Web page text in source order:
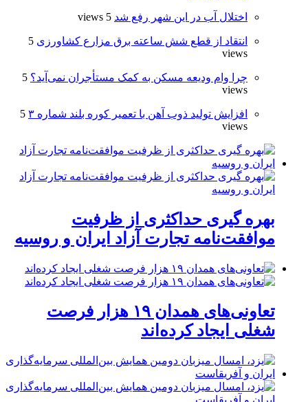
اختلال آب در این شهر رفع شد 5 views
انتقاد از قطع شش ساعته برق مزارع کشاورزی 5
views
چرا وام ودیعه مسکن به کمک مستأجران نمی‌آید؟ 5
views
افزایش تولید ذوب آهن با تعمیر کوره بلند شماره ۳
5
views
بهره گیری حداکثری از ظرفیت
موافقت‌نامه تجارت آزاد ایران و روسیه
تعاونی‌های همدان ۱۹ هزار فرصت
شغلی ایجاد کرده‌اند